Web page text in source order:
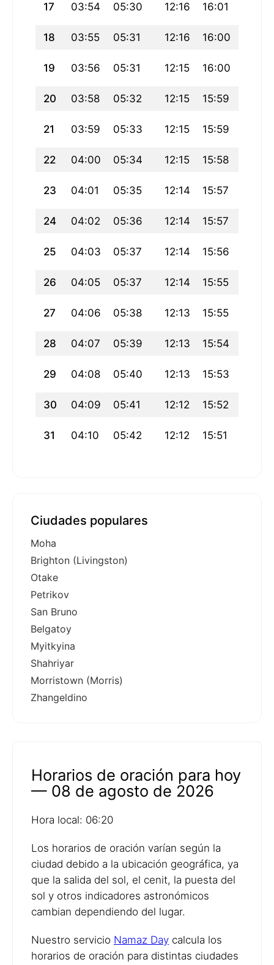
17 03:54 05:30 12:16 16:01
18 03:55 05:31 12:16 16:00
19 03:56 05:31 12:15 16:00
20 03:58 05:32 12:15 15:59
21 03:59 05:33 12:15 15:59
22 04:00 05:34 12:15 15:58
23 04:01 05:35 12:14 15:57
24 04:02 05:36 12:14 15:57
25 04:03 05:37 12:14 15:56
26 04:05 05:37 12:14 15:55
27 04:06 05:38 12:13 15:55
28 04:07 05:39 12:13 15:54
29 04:08 05:40 12:13 15:53
30 04:09 05:41 12:12 15:52
31 04:10 05:42 12:12 15:51
Ciudades populares
Moha
Brighton (Livingston)
Otake
Petrikov
San Bruno
Belgatoy
Myitkyina
Shahriyar
Morristown (Morris)
Zhangeldino
Horarios de oración para hoy
— 08 de agosto de 2026
Hora local: 06:20
Los horarios de oración varían según la
ciudad debido a la ubicación geográfica, ya
que la salida del sol, el cenit, la puesta del
sol y otros indicadores astronómicos
cambian dependiendo del lugar.
Nuestro servicio Namaz Day calcula los
horarios de oración para distintas ciudades